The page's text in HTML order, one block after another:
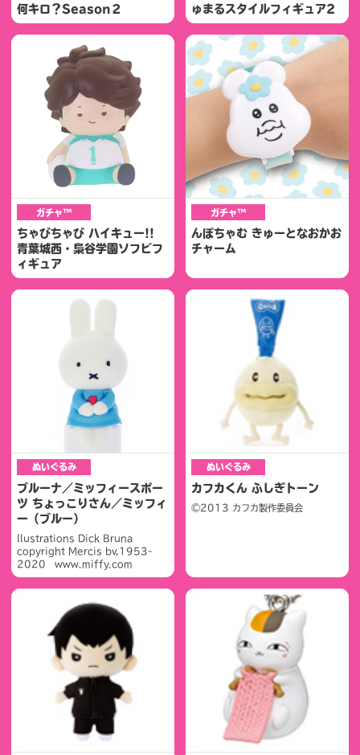
何キロ？Season２
ゅまるスタイルフィギュア2
ガチャ™
ちゃびちゃび ハイキュー!!
青葉城西・梟谷学園ソフビフ
ィギュア
ガチャ™
んぽちゃむ きゅーとなおかお
チャーム
ぬいぐるみ
ブルーナ／ミッフィースポー
ツ ちょっこりさん／ミッフィ
ー（ブルー）
llustrations Dick Bruna
copyright Mercis bv,1953-
2020 www.miffy.com
ぬいぐるみ
カフカくん ふしぎトーン
©2013 カフカ製作委員会